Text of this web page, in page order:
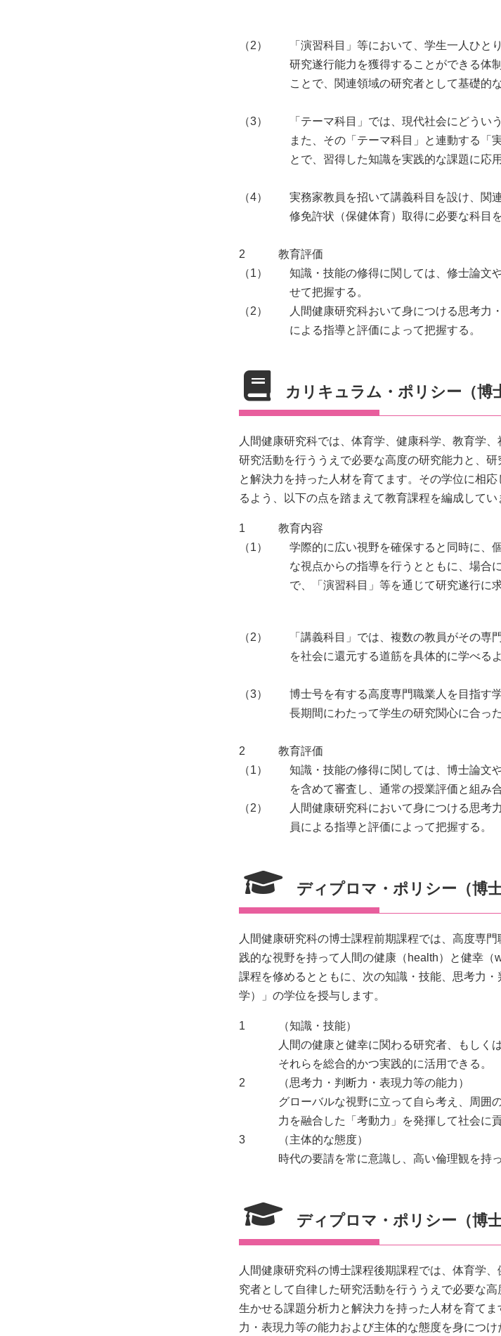
（2）
「演習科目」等において、学生一人ひ
研究遂行能力を獲得することができる体
ことで、関連領域の研究者として基礎的
（3）
「テーマ科目」では、現代社会にどうい
また、その「テーマ科目」と連動する「
とで、習得した知識を実践的な課題に応
（4）
実務家教員を招いて講義科目を設け、関
修免許状（保健体育）取得に必要な科目
2
教育評価
（1）
知識・技能の修得に関しては、修士論文
せて把握する。
（2）
人間健康研究科おいて身につける思考力
による指導と評価によって把握する。
カリキュラム・ポリシー（博
人間健康研究科では、体育学、健康科学、教育学
研究活動を行ううえで必要な高度の研究能力と、
と解決力を持った人材を育てます。その学位に相
るよう、以下の点を踏まえて教育課程を編成してい
1
教育内容
（1）
学際的に広い視野を確保すると同時に、
な視点からの指導を行うとともに、場合
で、「演習科目」等を通じて研究遂行に
（2）
「講義科目」では、複数の教員がその
を社会に還元する道筋を具体的に学べる
（3）
博士号を有する高度専門職業人を目指す
長期間にわたって学生の研究関心に合っ
2
教育評価
（1）
知識・技能の修得に関しては、博士論文
を含めて審査し、通常の授業評価と組み
（2）
人間健康研究科において身につける思考
員による指導と評価によって把握する。
ディプロマ・ポリシー（博士
人間健康研究科の博士課程前期課程では、高度専
践的な視野を持って人間の健康（health）と健幸
課程を修めるとともに、次の知識・技能、思考力
学）」の学位を授与します。
1
（知識・技能）
人間の健康と健幸に関わる研究者、もしく
それらを総合的かつ実践的に活用できる。
2
（思考力・判断力・表現力等の能力）
グローバルな視野に立って自ら考え、周囲
力を融合した「考動力」を発揮して社会に
3
（主体的な態度）
時代の要請を常に意識し、高い倫理観を持
ディプロマ・ポリシー（博士
人間健康研究科の博士課程後期課程では、体育学
究者として自律した研究活動を行ううえで必要な
生かせる課題分析力と解決力を持った人材を育て
力・表現力等の能力および主体的な態度を身につ